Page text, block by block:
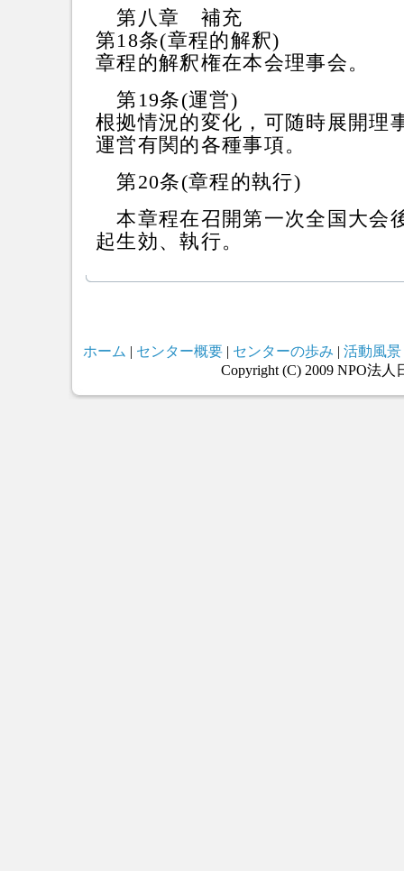
第八章 補充
第18条(章程的解釈)
章程的解釈権在本会理事会。
第19条(運営)
根拠情況的変化，可随時展開理
運営有関的各種事項。
第20条(章程的執行)
本章程在召開第一次全国大会
起生効、執行。
ホーム | センター概要| センターの歩み | 活動風景
Copyright (C) 2009 NPO法